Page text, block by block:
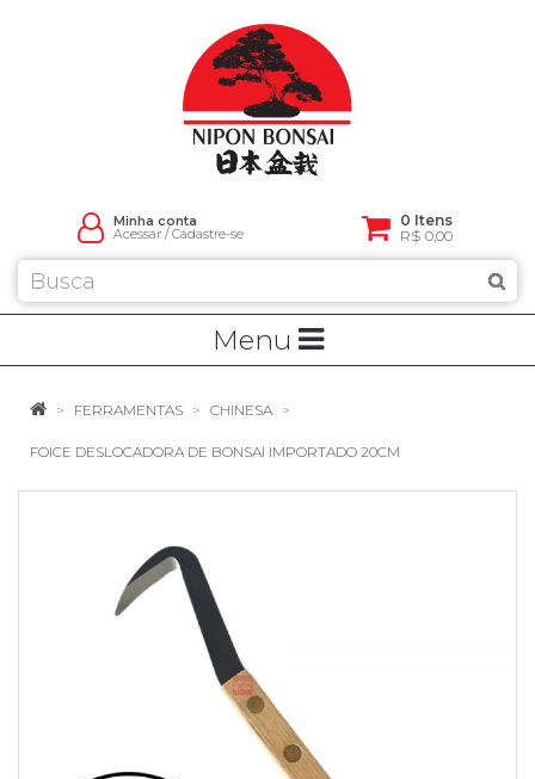
Minha conta
Acessar/Cadastre-se
0 Itens
R$ 0,00
Menu
FERRAMENTAS CHINESA
FOICE DESLOCADORA DE BONSAI IMPORTADO 20CM